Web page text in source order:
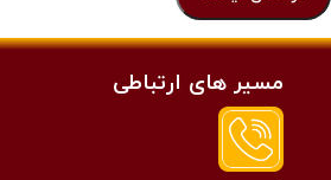
مسیر های ارتباطی